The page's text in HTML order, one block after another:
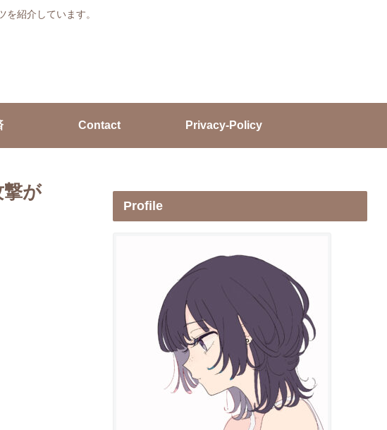
紹介しています。
Contact Privacy-Policy
が
Profile